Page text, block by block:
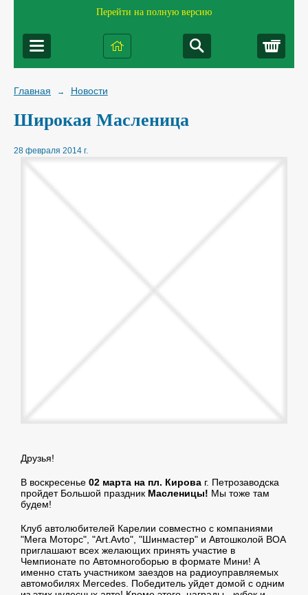
Перейти на полную версию
Главная → Новости
Широкая Масленица
28 февраля 2014 г.
Друзья!
В воскресенье 02 марта на пл. Кирова г. Петрозаводска
пройдет Большой праздник Масленицы! Мы тоже там
будем!
Клуб автолюбителей Карелии совместно с компаниями
"Мега Моторс", "Art.Avto", "Шинмастер" и Автошколой ВОА
приглашают всех желающих принять участие в
Чемпионате по Автомногоборью в формате Мини! А
именно стать участником заездов на радиоуправляемых
автомобилях Mercedes. Победитель уйдет домой с одним